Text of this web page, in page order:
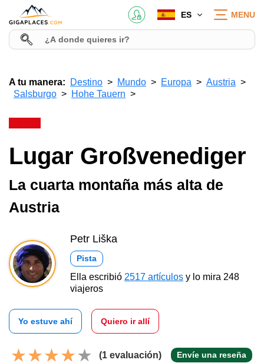
ES MENU
A tu manera: Destino Mundo Europa
Austria
Salsburgo
Hohe Tauern
Lugar Großvenediger
La cuarta montaña más alta de
Austria
Petr Liška
Pista
Ella escribió 2517 artículos y lo mira 248
viajeros
Yo estuve ahí Quiero ir allí
(1 evaluación) Envíe una reseña